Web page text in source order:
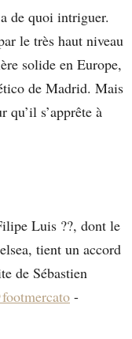
de quoi intriguer.
le très haut niveau
solide en Europe,
de Madrid. Mais
qu’il s’apprête à
Luis ??, dont le
tient un accord
de Sébastien
-